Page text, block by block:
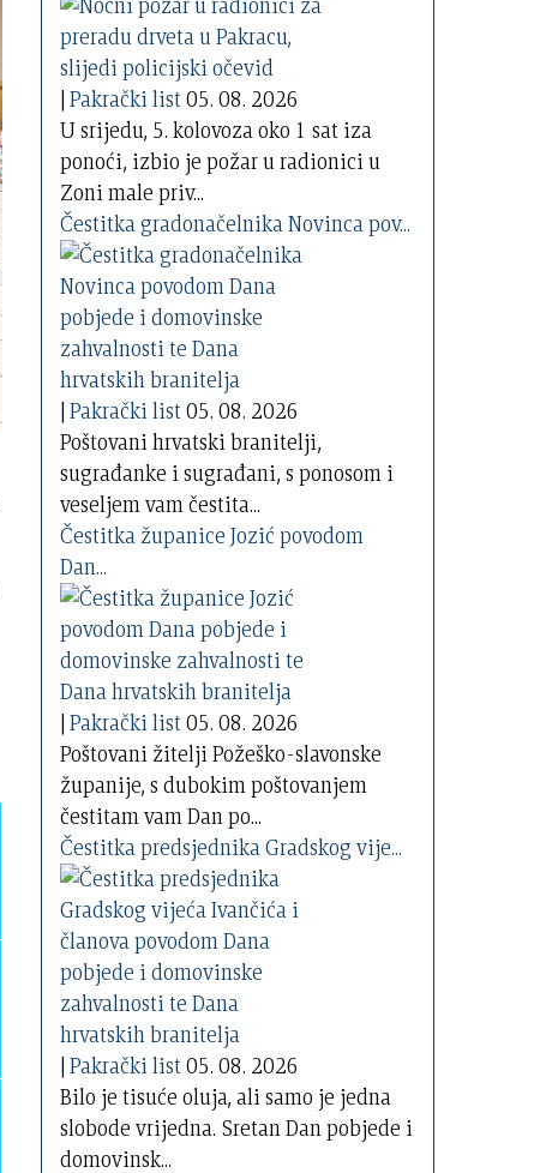
|Pakrački list05. 08. 2026
U srijedu, 5. kolovoza oko 1 sat iza
ponoći, izbio je požar u radionici u
Zoni male priv...
Čestitka gradonačelnika Novinca pov...
|Pakrački list05. 08. 2026
Poštovani hrvatski branitelji,
sugrađanke i sugrađani, s ponosom i
veseljem vam čestita...
Čestitka županice Jozić povodom
Dan...
|Pakrački list05. 08. 2026
Poštovani žitelji Požeško-slavonske
županije, s dubokim poštovanjem
čestitam vam Dan po...
Čestitka predsjednika Gradskog vije...
|Pakrački list05. 08. 2026
Bilo je tisuće oluja, ali samo je jedna
slobode vrijedna. Sretan Dan pobjede i
domovinsk...